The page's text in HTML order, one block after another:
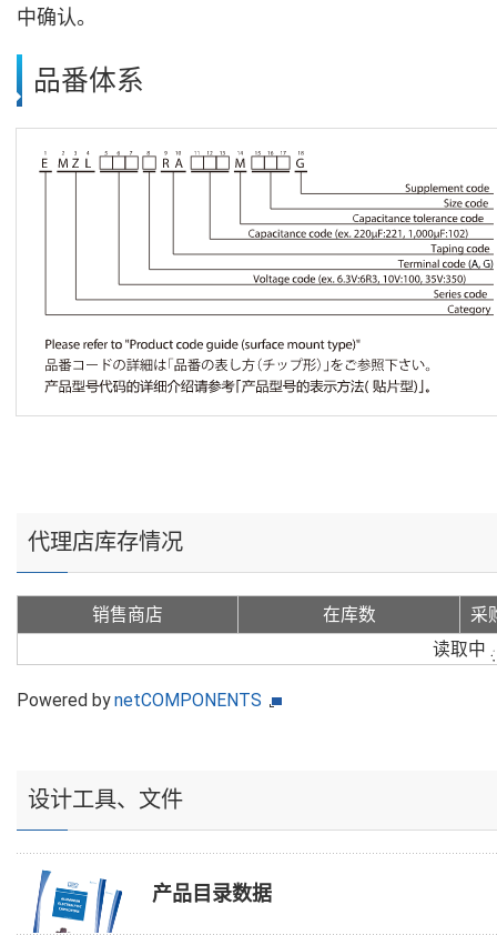
中确认。
品番体系
代理店库存情况
销售商店 在库数
采
读取中
Powered bynetCOMPONENTS
设计工具、文件
产品目录数据